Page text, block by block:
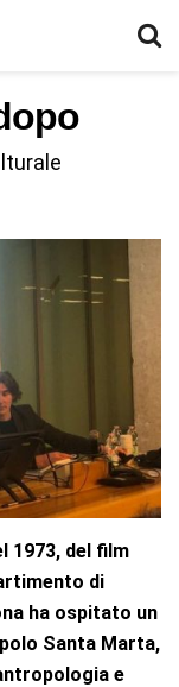
1973, del film
di
ha ospitato un
Santa Marta,
e